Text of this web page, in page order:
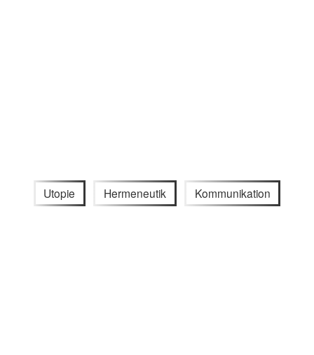
Utopie Hermeneutik Kommunikation